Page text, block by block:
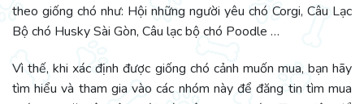
theo giống chó như: Hội những người yêu chó Corgi, Câu Lạc
Bộ chó Husky Sài Gòn, Câu lạc bộ chó Poodle …
Vì thế, khi xác định được giống chó cảnh muốn mua, bạn hãy
tìm hiểu và tham gia vào các nhóm này để đăng tin tìm mua